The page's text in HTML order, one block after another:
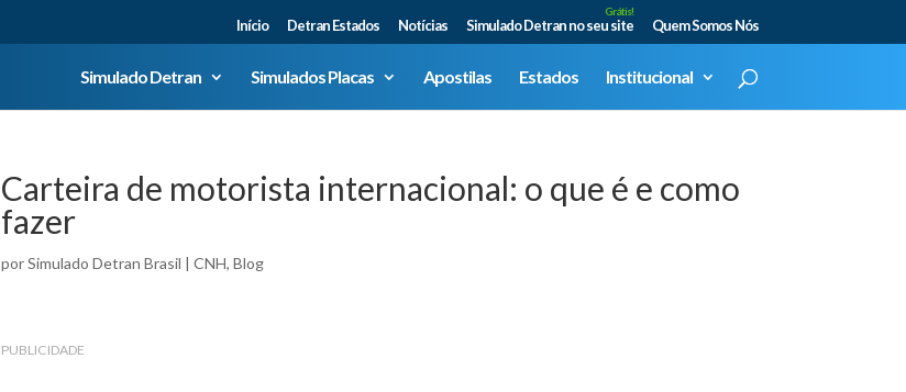
Início Detran Estados Notícias
Grátis!
Simulado Detran no seu site Quem Somos Nós
Simulado Detran Simulados Placas Apostilas Estados Institucional
Carteira de motorista internacional: o que é e como
fazer
porSimulado Detran Brasil |CNH,Blog
PUBLICIDADE